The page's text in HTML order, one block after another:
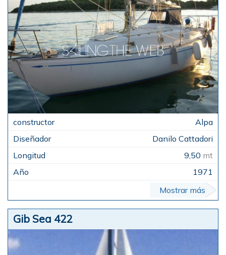
Alpa
Danilo Cattadori
9,50 mt
1971
Mostrar más
Gib Sea 422